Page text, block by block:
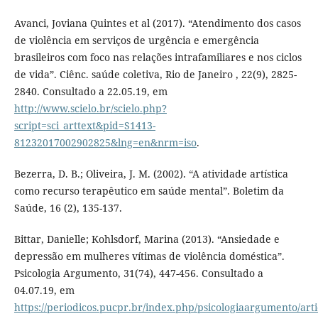
Avanci, Joviana Quintes et al (2017). “Atendimento dos casos
de violência em serviços de urgência e emergência
brasileiros com foco nas relações intrafamiliares e nos ciclos
de vida”. Ciênc. saúde coletiva, Rio de Janeiro , 22(9), 2825-
2840. Consultado a 22.05.19, em
http://www.scielo.br/scielo.php?
script=sci_arttext&pid=S1413-
81232017002902825&lng=en&nrm=iso.
Bezerra, D. B.; Oliveira, J. M. (2002). “A atividade artística
como recurso terapêutico em saúde mental”. Boletim da
Saúde, 16 (2), 135-137.
Bittar, Danielle; Kohlsdorf, Marina (2013). “Ansiedade e
depressão em mulheres vítimas de violência doméstica”.
Psicologia Argumento, 31(74), 447-456. Consultado a
04.07.19, em
https://periodicos.pucpr.br/index.php/psicologiaargumento/